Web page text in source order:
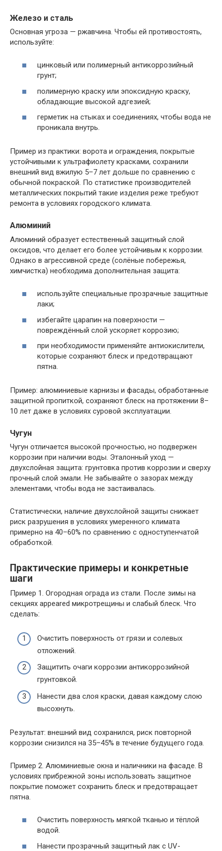
Железо и сталь
Основная угроза — ржавчина. Чтобы ей противостоять,
используйте:
цинковый или полимерный антикоррозийный
грунт;
полимерную краску или эпоксидную краску,
обладающие высокой адгезией;
герметик на стыках и соединениях, чтобы вода не
проникала внутрь.
Пример из практики: ворота и ограждения, покрытые
устойчивыми к ультрафиолету красками, сохранили
внешний вид вжилую 5–7 лет дольше по сравнению с
обычной покраской. По статистике производителей
металлических покрытий такие изделия реже требуют
ремонта в условиях городского климата.
Алюминий
Алюминий образует естественный защитный слой
оксидов, что делает его более устойчивым к коррозии.
Однако в агрессивной среде (солёные побережья,
химчистка) необходима дополнительная защита:
используйте специальные прозрачные защитные
лаки;
избегайте царапин на поверхности —
повреждённый слой ускоряет коррозию;
при необходимости применяйте антиокислители,
которые сохраняют блеск и предотвращают
пятна.
Пример: алюминиевые карнизы и фасады, обработанные
защитной пропиткой, сохраняют блеск на протяжении 8–
10 лет даже в условиях суровой эксплуатации.
Чугун
Чугун отличается высокой прочностью, но подвержен
коррозии при наличии воды. Эталонный уход —
двухслойная защита: грунтовка против коррозии и сверху
прочный слой эмали. Не забывайте о зазорах между
элементами, чтобы вода не застаивалась.
Статистически, наличие двухслойной защиты снижает
риск разрушения в условиях умеренного климата
примерно на 40–60% по сравнению с одноступенчатой
обработкой.
Практические примеры и конкретные
шаги
Пример 1. Огородная ограда из стали. После зимы на
секциях appeared микротрещины и слабый блеск. Что
сделать:
Очистить поверхность от грязи и солевых
отложений.
Защитить очаги коррозии антикоррозийной
грунтовкой.
Нанести два слоя краски, давая каждому слою
высохнуть.
Результат: внешний вид сохранился, риск повторной
коррозии снизился на 35–45% в течение будущего года.
Пример 2. Алюминиевые окна и наличники на фасаде. В
условиях прибрежной зоны использовать защитное
покрытие поможет сохранить блеск и предотвращает
пятна.
Очистить поверхность мягкой тканью и тёплой
водой.
Нанести прозрачный защитный лак с UV-